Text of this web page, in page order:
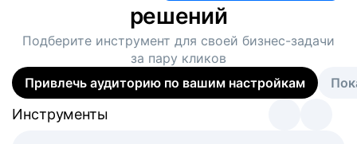
решений
Подберите инструмент для своей бизнес-задачи
за пару кликов
Привлечь аудиторию по вашим настройкам
Инструменты
Инструменты
Инструменты